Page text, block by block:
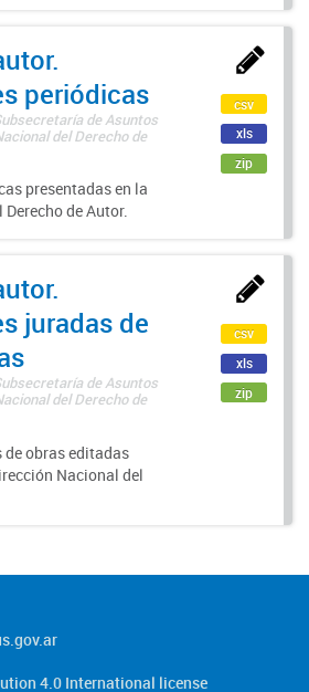
periódicas
de Asuntos
del Derecho de
presentadas en la
de Autor.
csv
xls
zip
juradas de
de Asuntos
del Derecho de
obras editadas
Nacional del
csv
xls
zip
4.0 International license